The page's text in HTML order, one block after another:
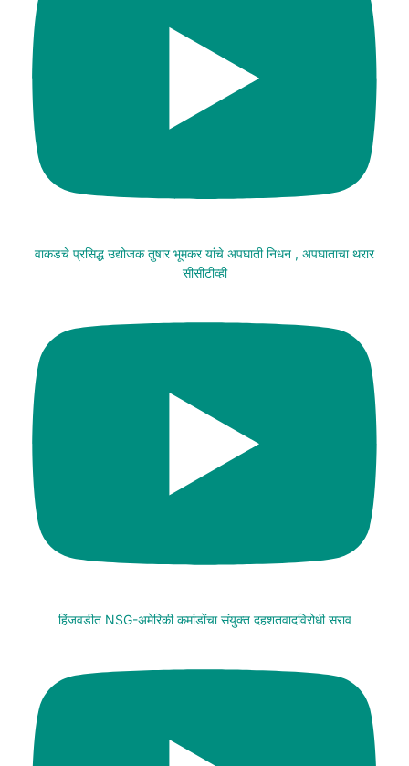
वाकडचे प्रसिद्ध उद्योजक तुषार भूमकर यांचे अपघाती निधन , अपघाताचा थरार
सीसीटीव्ही
हिंजवडीत NSG-अमेरिकी कमांडोंचा संयुक्त दहशतवादविरोधी सराव